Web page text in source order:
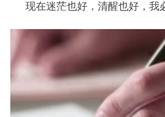
现在迷茫也好，清醒也好，我